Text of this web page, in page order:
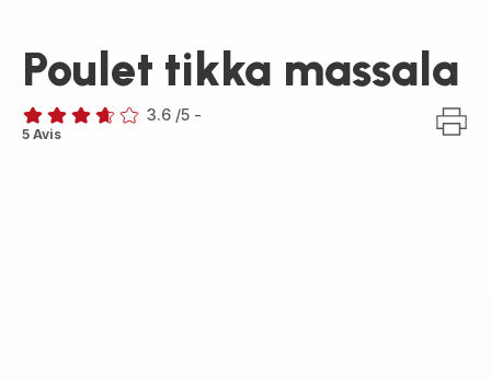
Poulet tikka massala
ratings.3.6
3.6 /5 -
5 Avis